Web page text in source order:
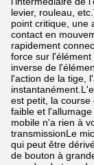
levier, rouleau,
point critique, une
contact en
rapidement
force sur
inverse de
l'action de la tige,
est petit, la
faible et
mobile n'a rien à
transmissionLe
qui peut être
de bouton à